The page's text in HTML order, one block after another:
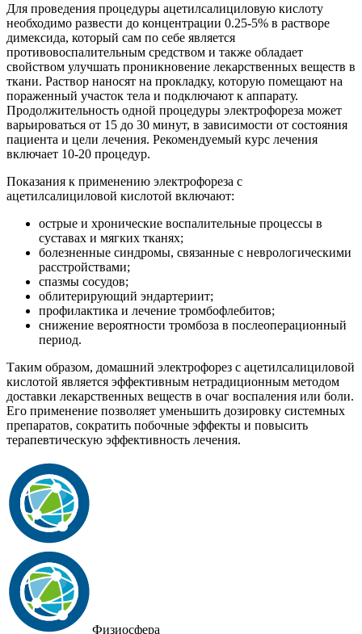
Для проведения процедуры ацетилсалициловую кислоту
необходимо развести до концентрации 0.25-5% в растворе
димексида, который сам по себе является
противовоспалительным средством и также обладает
свойством улучшать проникновение лекарственных веществ в
ткани. Раствор наносят на прокладку, которую помещают на
пораженный участок тела и подключают к аппарату.
Продолжительность одной процедуры электрофореза может
варьироваться от 15 до 30 минут, в зависимости от состояния
пациента и цели лечения. Рекомендуемый курс лечения
включает 10-20 процедур.
Показания к применению электрофореза с
ацетилсалициловой кислотой включают:
острые и хронические воспалительные процессы в
суставах и мягких тканях;
болезненные синдромы, связанные с неврологическими
расстройствами;
спазмы сосудов;
облитерирующий эндартериит;
профилактика и лечение тромбофлебитов;
снижение вероятности тромбоза в послеоперационный
период.
Таким образом, домашний электрофорез с ацетилсалициловой
кислотой является эффективным нетрадиционным методом
доставки лекарственных веществ в очаг воспаления или боли.
Его применение позволяет уменьшить дозировку системных
препаратов, сократить побочные эффекты и повысить
терапевтическую эффективность лечения.
Физиосфера